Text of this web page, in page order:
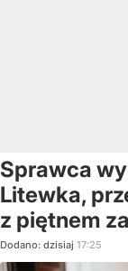
Sprawca
Litewka,
z piętnem
Dodano: dzisiaj 17:25